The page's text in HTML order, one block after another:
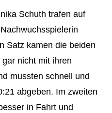
Schuth trafen auf
Satz kamen die beiden
nicht mit ihren
mussten schnell und
abgeben. Im zweiten
in Fahrt und